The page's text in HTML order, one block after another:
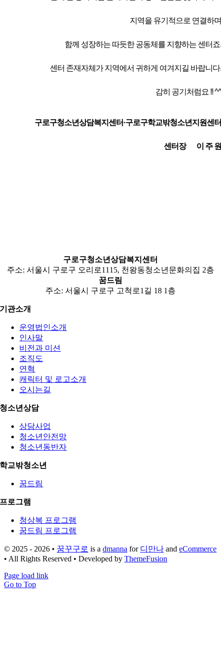
지역을 유기적으로 연결하며
함께 성장하는 따듯한 공동체를 지향하는 센터죠.
센터 존재자체가 지역에서 귀하게 여겨지길 바랍니다.
감히 공기처럼요 !! ^^
구로구청소년상담복지센터·구로구학교밖청소년지원센터
센터장 이 주 원
구로구청소년상담복지센터
주소: 서울시 구로구 오리로1115, 천왕동청소년문화의집 2층
꿈드림
주소: 서울시 구로구 고척로1길 18 1층
기관소개
운영법인소개
인사말
비전과 미션
조직도
연혁
캐릭터 및 로고소개
오시는길
청소년상담
상담사업
청소년안전망
청소년동반자
학교밖청소년
꿈드림
프로그램
청상복 프로그램
꿈드림 프로그램
© 2025 - 2026 • 꿈꾸구로 is a dmanna for 디만나 and eCommerce
• All Rights Reserved • Developed by ThemeFusion
Page load link
Go to Top